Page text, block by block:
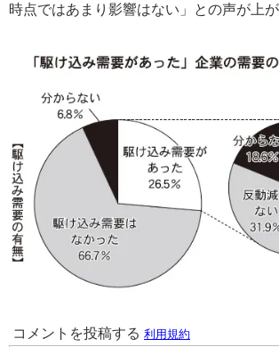
時点ではあまり影響はない」との声が上が